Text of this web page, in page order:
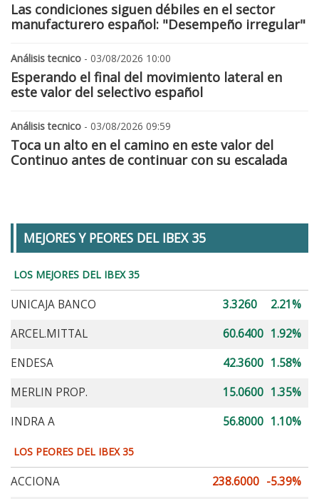
Las condiciones siguen débiles en el sector
manufacturero español: "Desempeño irregular"
Análisis tecnico - 03/08/2026 10:00
Esperando el final del movimiento lateral en
este valor del selectivo español
Análisis tecnico - 03/08/2026 09:59
Toca un alto en el camino en este valor del
Continuo antes de continuar con su escalada
MEJORES Y PEORES DEL IBEX 35
LOS MEJORES DEL IBEX 35
UNICAJA BANCO 3.3260
2.21%
ARCEL.MITTAL
60.6400 1.92%
ENDESA
42.3600 1.58%
MERLIN PROP.
15.0600 1.35%
INDRA A
56.8000 1.10%
LOS PEORES DEL IBEX 35
ACCIONA 238.6000 -5.39%